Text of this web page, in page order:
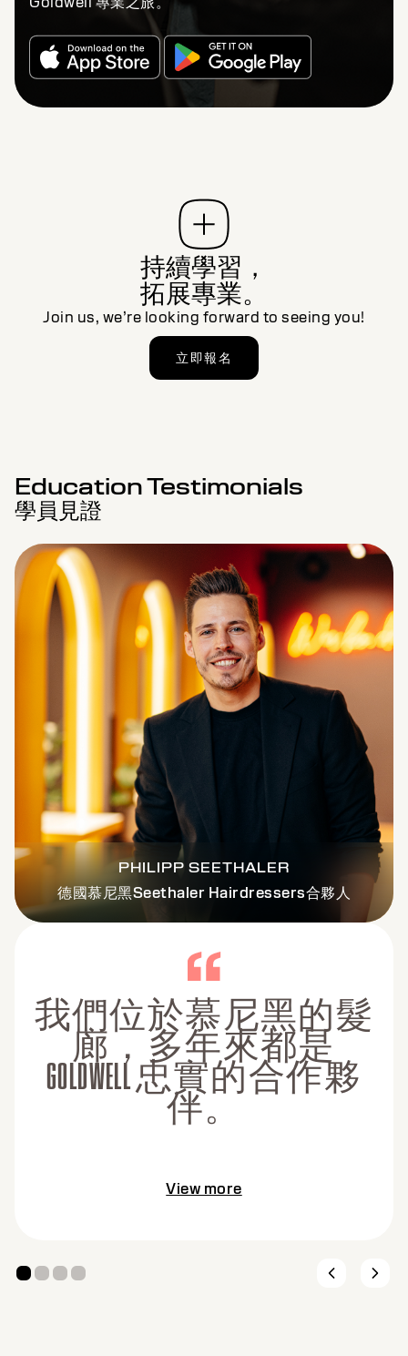
持續學習，
拓展專業。
Join us, we’re looking forward to seeing you!
立即報名
Education Testimonials
學員見證
PHILIPP SEETHALER
德國慕尼黑Seethaler Hairdressers合夥人
我們位於慕尼黑的髮
廊，多年來都是
GOLDWELL 忠實的合作夥
伴。
View more